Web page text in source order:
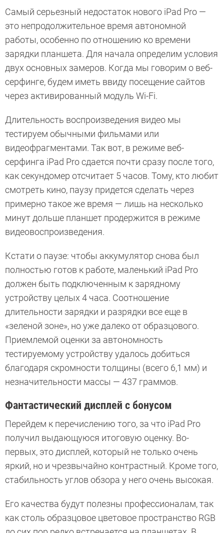
Самый серьезный недостаток нового iPad Pro —
это непродолжительное время автономной
работы, особенно по отношению ко времени
зарядки планшета. Для начала определим условия
двух основных замеров. Когда мы говорим о веб-
серфинге, будем иметь ввиду посещение сайтов
через активированный модуль Wi-Fi.
Длительность воспроизведения видео мы
тестируем обычными фильмами или
видеофрагментами. Так вот, в режиме веб-
серфинга iPad Pro сдается почти сразу после того,
как секундомер отсчитает 5 часов. Тому, кто любит
смотреть кино, паузу придется сделать через
примерно такое же время — лишь на несколько
минут дольше планшет продержится в режиме
видеовоспроизведения.
Кстати о паузе: чтобы аккумулятор снова был
полностью готов к работе, маленький iPad Pro
должен быть подключенным к зарядному
устройству целых 4 часа. Соотношение
длительности зарядки и разрядки все еще в
«зеленой зоне», но уже далеко от образцового.
Приемлемой оценки за автономность
тестируемому устройству удалось добиться
благодаря скромности толщины (всего 6,1 мм) и
незначительности массы — 437 граммов.
Фантастический дисплей с бонусом
Перейдем к перечислению того, за что iPad Pro
получил выдающуюся итоговую оценку. Во-
первых, это дисплей, который не только очень
яркий, но и чрезвычайно контрастный. Кроме того,
стабильность углов обзора у него очень высокая.
Его качества будут полезны профессионалам, так
как столь образцовое цветовое пространство RGB